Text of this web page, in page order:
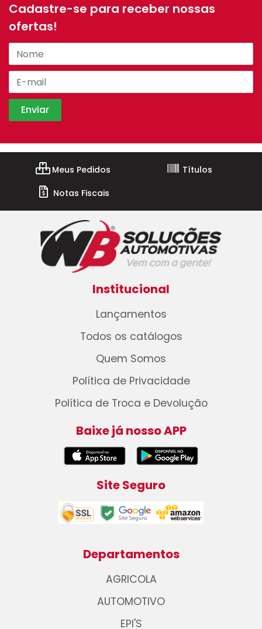
Cadastre-se para receber nossas
ofertas!
Meus Pedidos
Títulos
Notas Fiscais
Institucional
Lançamentos
Todos os catálogos
Quem Somos
Política de Privacidade
Política de Troca e Devolução
Baixe já nosso APP
Site Seguro
Departamentos
AGRICOLA
AUTOMOTIVO
EPI'S